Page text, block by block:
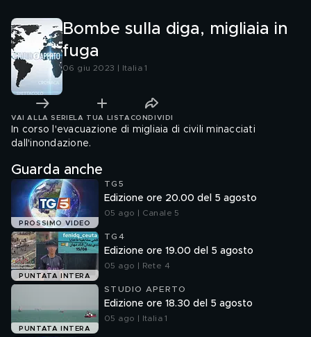
Bombe sulla diga, migliaia in
fuga
06 giu 2023 | Italia 1
VAI ALLA SERIE LA TUA LISTA CONDIVIDI
In corso l'evacuazione di migliaia di civili minacciati
dall'inondazione.
Guarda anche
PROSSIMO VIDEO
TG5
Edizione ore 20.00 del 5 agosto
05 ago | Canale 5
PUNTATA INTERA
TG4
Edizione ore 19.00 del 5 agosto
05 ago | Rete 4
PUNTATA INTERA
STUDIO APERTO
Edizione ore 18.30 del 5 agosto
05 ago | Italia 1